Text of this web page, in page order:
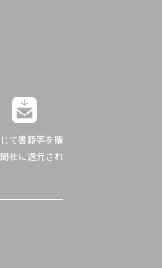
て書籍等を購
社に還元され